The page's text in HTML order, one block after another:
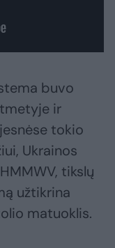
buvo
ir
tokio
Ukrainos
tikslų
užtikrina
matuoklis.